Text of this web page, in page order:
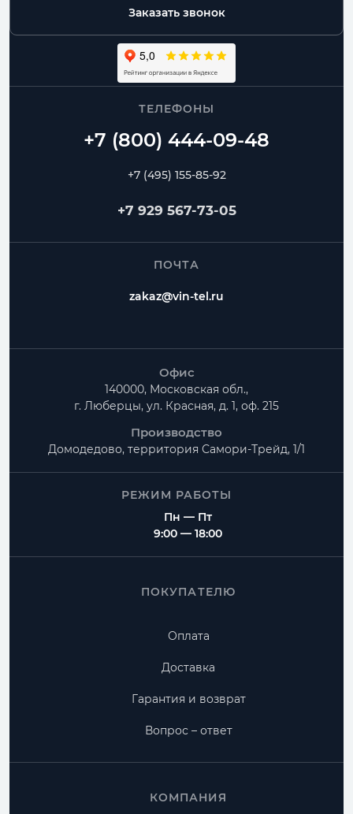
доставка, самовывоз, работа с монтажниками
Частые вопросы
Можно ли изготовить нестандартный размер?
Можно ли собрать весь комплект вентиляции?
Заказать звонок
ТЕЛЕФОНЫ
+7 (495) 155-85-92
+7 929 567-73-05
ПОЧТА
zakaz@vin-tel.ru
Офис
140000, Московская обл.,
г. Люберцы, ул. Красная, д. 1, оф. 215
Производство
Домодедово, территория Самори-Трейд, 1/1
РЕЖИМ РАБОТЫ
Пн — Пт
9:00 — 18:00
ПОКУПАТЕЛЮ
Оплата
Доставка
Гарантия и возврат
Вопрос – ответ
КОМПАНИЯ